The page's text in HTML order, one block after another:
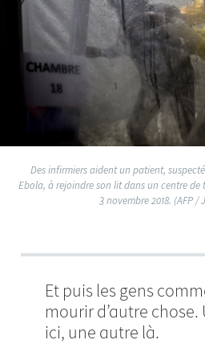
Des infirmiers aident un patient,
Ebola, à rejoindre son lit dans un centre de
3 novembre 2018. (AFP /
Et puis les gens
mourir d’autre
ici, une autre là.